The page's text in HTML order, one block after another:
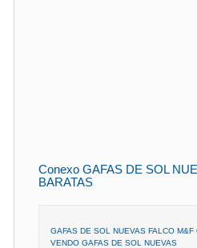
Conexo GAFAS DE SOL
BARATAS
GAFAS DE SOL NUEVAS FALCO M&F
VENDO GAFAS DE SOL NUEVAS